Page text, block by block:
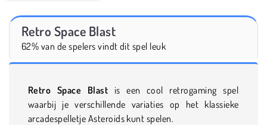
Retro Space Blast
62% van de spelers vindt dit spel leuk
Retro Space Blast is een cool retrogaming spel
waarbij je verschillende variaties op het klassieke
arcadespelletje Asteroids kunt spelen.